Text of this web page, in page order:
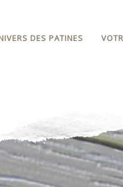
DES PATINES